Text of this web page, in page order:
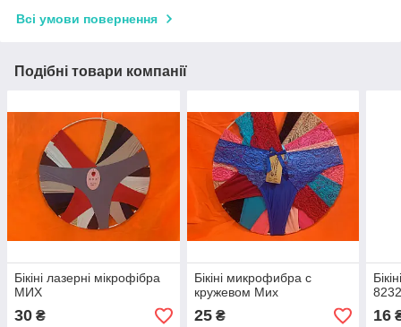
Всі умови повернення
Подібні товари компанії
Бікіні лазерні мікрофібра
МИХ
30 ₴
Бікіні микрофибра с
кружевом Мих
25₴ 16